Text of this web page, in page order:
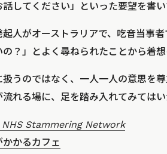
してください」といった要望を書い
人がオーストラリアで、吃音当事
？」とよく尋ねられたことから着想
うのではなく、一人一人の意思を
れる場に、足を踏み入れてみてはい
Stammering Network
かるカフェ